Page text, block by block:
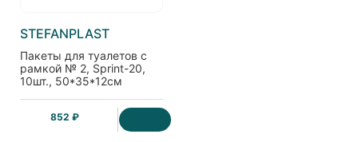
STEFANPLAST
Пакеты для туалетов с
рамкой № 2, Sprint-20,
10шт., 50*35*12см
852 ₽